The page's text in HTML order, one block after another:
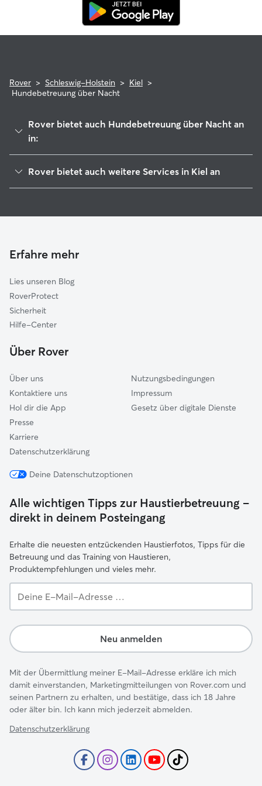
Rover > Schleswig-Holstein > Kiel >
Hundebetreuung über Nacht
Rover bietet auch Hundebetreuung über Nacht an
in:
Molfsee
Preetz-Land
Achterwehr
Probstei
Preetz
Bordesholm
Rover bietet auch weitere Services in Kiel an
Gassi-Service in Kiel
Erfahre mehr
Lies unseren Blog
RoverProtect
Sicherheit
Hilfe-Center
Über Rover
Über uns
Kontaktiere uns
Hol dir die App
Presse
Karriere
Datenschutzerklärung
Nutzungsbedingungen
Impressum
Gesetz über digitale Dienste
Deine Datenschutzoptionen
Alle wichtigen Tipps zur Haustierbetreuung –
direkt in deinem Posteingang
Erhalte die neuesten entzückenden Haustierfotos, Tipps für die
Betreuung und das Training von Haustieren,
Produktempfehlungen und vieles mehr.
E-
Adresse …
Neu anmelden
Mit der Übermittlung meiner E-Mail-Adresse erkläre ich mich
damit einverstanden, Marketingmitteilungen von Rover.com und
seinen Partnern zu erhalten, und bestätige, dass ich 18 Jahre
oder älter bin. Ich kann mich jederzeit abmelden.
Datenschutzerklärung